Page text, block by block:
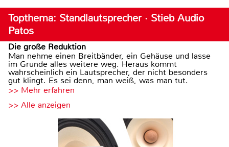
Topthema: Standlautsprecher · Stieb Audio
Patos
Die große Reduktion
Man nehme einen Breitbänder, ein Gehäuse und lasse
im Grunde alles weitere weg. Heraus kommt
wahrscheinlich ein Lautsprecher, der nicht besonders
gut klingt. Es sei denn, man weiß, was man tut.
>> Mehr erfahren
>> Alle anzeigen